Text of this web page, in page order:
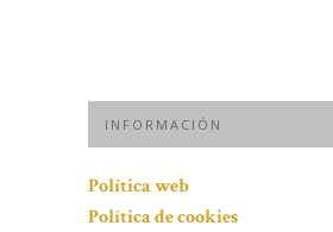
INFORMACIÓN
Política web
Política de cookies